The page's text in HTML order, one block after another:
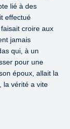
lié à des
effectué
croire aux
jamais
qui, à un
pour une
époux, allait la
la vérité a vite